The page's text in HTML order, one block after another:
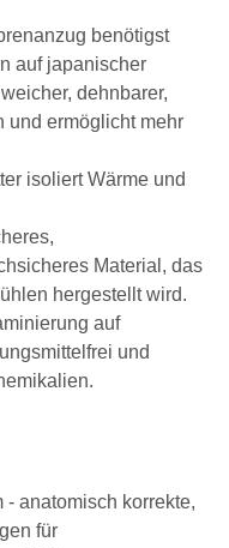
benötigst
auf japanischer
dehnbarer,
und ermöglicht mehr
isoliert Wärme und
Material, das
hergestellt wird.
auf
und
anatomisch korrekte,
für